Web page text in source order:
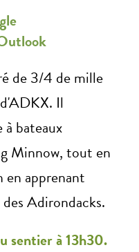
de 3/4 de mille
Il
à bateaux
Minnow, tout en
en apprenant
Adirondacks.
sentier à 13h30.